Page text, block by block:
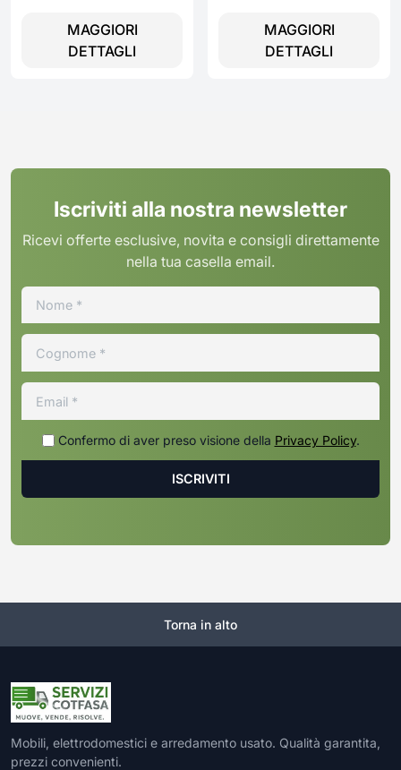
MAGGIORI
DETTAGLI
MAGGIORI
DETTAGLI
Iscriviti alla nostra newsletter
Ricevi offerte esclusive, novita e consigli direttamente
nella tua casella email.
Confermo di aver preso visione della Privacy Policy.
Torna in alto
Mobili, elettrodomestici e arredamento usato. Qualità garantita,
prezzi convenienti.